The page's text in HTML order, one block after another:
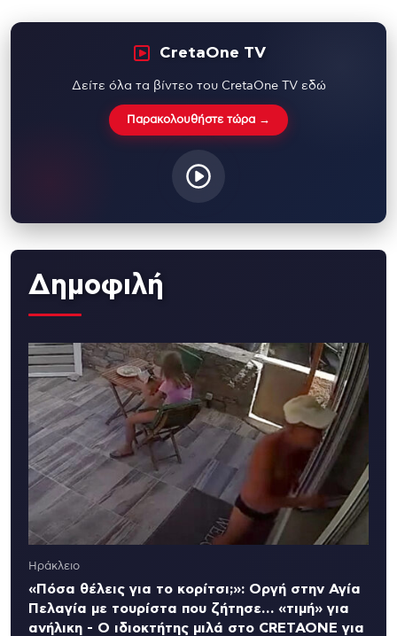
CretaOne TV
Δείτε όλα τα βίντεο του CretaOne TV εδώ
Παρακολουθήστε τώρα →
Δημοφιλή
Ηράκλειο
«Πόσα θέλεις για το κορίτσι;»: Οργή στην Αγία
Πελαγία με τουρίστα που ζήτησε… «τιμή» για
ανήλικη - Ο ιδιοκτήτης μιλά στο CRETAONE για